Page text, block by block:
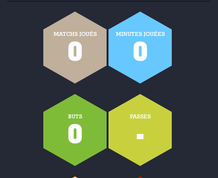
MATCHS JOUÉS
0
MINUTES JOUÉES
0
BUTS
0
PASSES
-